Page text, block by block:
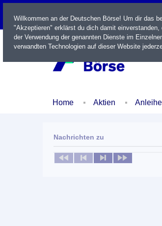
LIVE
Home Aktien
Nachrichten zu
Keine News verfügbar
Willkommen an der Deutschen Börse! Um dir das
"Akzeptieren" erklärst du dich damit
der Verwendung der genannten Dienste im
verwandten Technologien auf dieser Website